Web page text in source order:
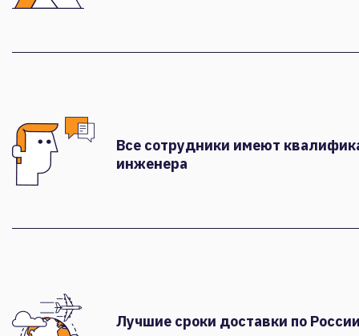
Все сотрудники имеют
инженера
Лучшие сроки доставки по